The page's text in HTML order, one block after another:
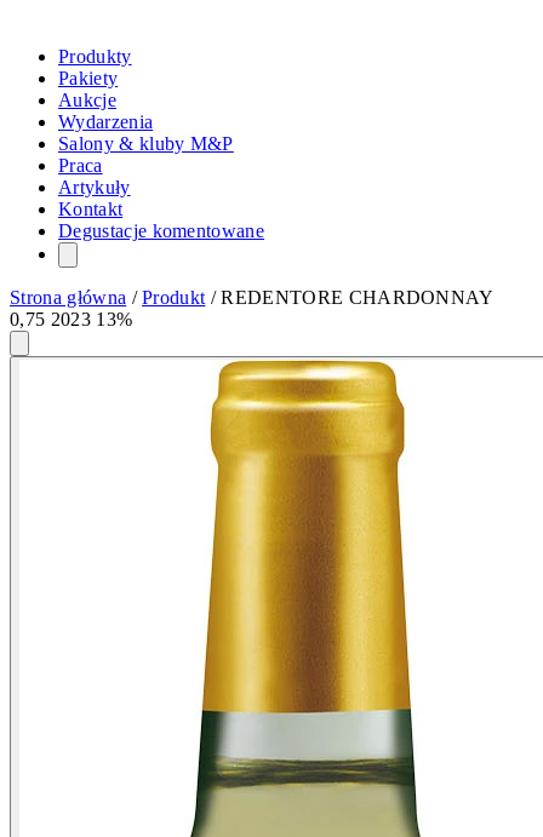
Produkty
Pakiety
Aukcje
Wydarzenia
Salony & kluby M&P
Praca
Artykuły
Kontakt
Degustacje komentowane
Strona główna /Produkt /REDENTORE CHARDONNAY
0,75 2023 13%